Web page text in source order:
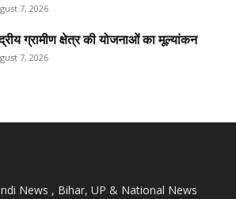
7, 2026
ग्रामीण क्षेत्र की योजनाओं का मूल्यांकन
7, 2026
News , Bihar, UP & National News